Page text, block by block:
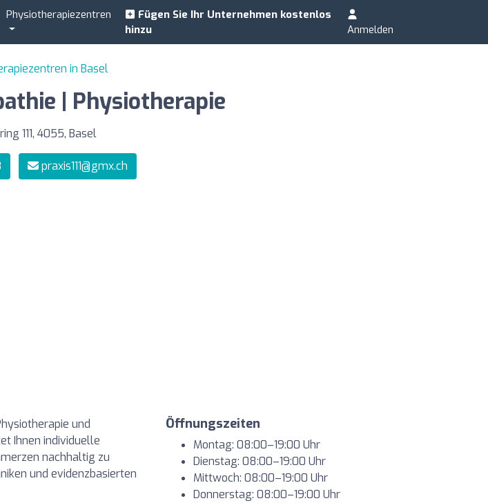
Physiotherapiezentren
Fügen Sie Ihr Unternehmen kostenlos
hinzu
Anmelden
in Basel
| Physiotherapie
111, 4055, Basel
praxis111@gmx.ch
und
Ihnen individuelle
nachhaltig zu
und evidenzbasierten
Öffnungszeiten
Montag: 08:00–19:00 Uhr
Dienstag: 08:00–19:00 Uhr
Mittwoch: 08:00–19:00 Uhr
Donnerstag: 08:00–19:00 Uhr